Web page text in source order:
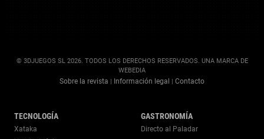
© 3DJUEGOS SL 2026. TODOS LOS DERECHOS RESERVADOS. UNA MARCA DE
WEBEDIA
Sobre la revista | Información legal | Contacto
TECNOLOGÍA
Xataka
GASTRONOMÍA
Directo al Paladar